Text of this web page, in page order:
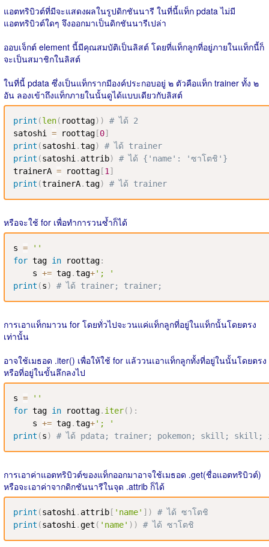
แอตทริบิวต์ที่มีจะแสดงผลในรูปดิกชันนารี ในที่นี้แท็ก pdata ไม่มี
แอตทริบิวต์ใดๆ จึงออกมาเป็นดิกชันนารีเปล่า
ออบเจ็กต์ element นี้มีคุณสมบัติเป็นลิสต์ โดยที่แท็กลูกที่อยู่ภายในแท็กนี้ก็
จะเป็นสมาชิกในลิสต์
ในที่นี้ pdata ซึ่งเป็นแท็กรากมีองค์ประกอบอยู่ ๒ ตัวคือแท็ก trainer ทั้ง ๒
อัน ลองเข้าถึงแท็กภายในนั้นดูได้แบบเดียวกับลิสต์
print (len( roottag) )
# ได้ 2
satoshi = roottag [0]
print (satoshi .tag)
# ได้ trainer
print (satoshi . attrib)
# ได้ {'name': 'ซาโตชิ'}
trainerA = roottag [1 ]
print (trainerA.tag) # ได้ trainer
หรือจะใช้ for เพื่อทำการวนซ้ำก็ได้
s =
''
for tag in roottag:
    s
+= tag.tag+'; '
print (s) # ได้ trainer; trainer;
การเอาแท็กมาวน for โดยทั่วไปจะวนแค่แท็กลูกที่อยู่ในแท็กนั้นโดยตรง
เท่านั้น
อาจใช้เมธอด .iter() เพื่อให้ใช้ for แล้ววนเอาแท็กลูกทั้งที่อยู่ในนั้นโดยตรง
หรือที่อยู่ในขั้นลึกลงไป
s =
''
for tag in roottag. iter( ) :
    s
+= tag.tag+'; '
print (s) # ได้ pdata; trainer; pokemon; skill;
การเอาค่าแอตทริบิวต์ของแท็กออกมาอาจใช้เมธอด .get(ชื่อแอตทริบิวต์)
หรือจะเอาค่าจากดิกชันนารีในจุด .attrib ก็ได้
print (satoshi . attrib [ 'name' ] )
# ได้ ซาโตชิ
print (satoshi .get ( 'name' ) ) # ได้ ซาโตชิ